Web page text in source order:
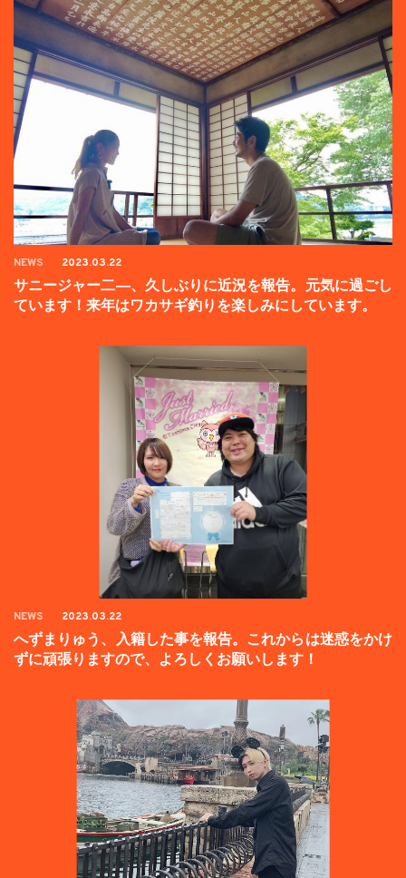
NEWS 2023.03.22
サニージャー二―、久しぶりに近況を報告。元気に過ごし
ています！来年はワカサギ釣りを楽しみにしています。
NEWS 2023.03.22
へずまりゅう、入籍した事を報告。これからは迷惑をかけ
ずに頑張りますので、よろしくお願いします！